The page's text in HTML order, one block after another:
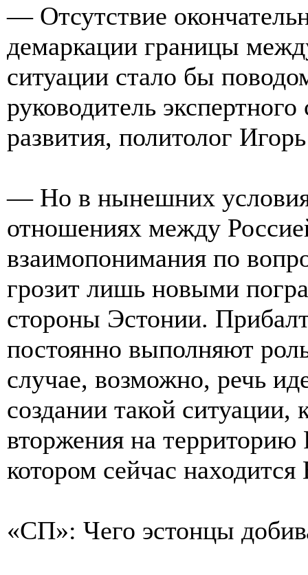
— Отсутствие
демаркации границы
ситуации стало бы
руководитель
развития, политолог
— Но в нынешних
отношениях между
взаимопонимания по
грозит лишь новыми
стороны Эстонии.
постоянно выполняют
случае, возможно, речь
создании такой ситуации,
вторжения на
котором сейчас
«СП»: Чего эстонцы